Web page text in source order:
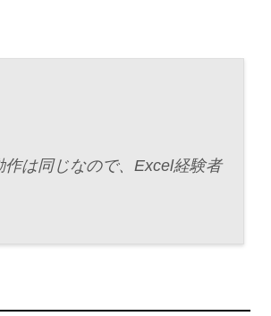
は同じなので、Excel経験者